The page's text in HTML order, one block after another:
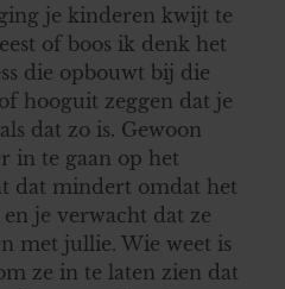
je kinderen kwijt te
of boos ik denk het
die opbouwt bij die
hooguit zeggen dat je
dat zo is. Gewoon
in te gaan op het
dat mindert omdat het
je verwacht dat ze
met jullie. Wie weet is
ze in te laten zien dat